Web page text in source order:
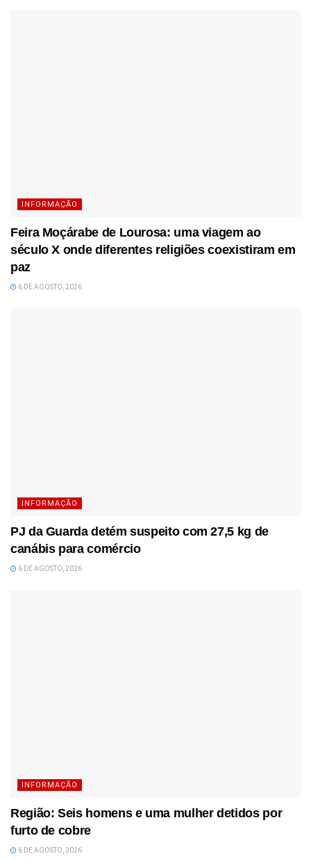
INFORMAÇÃO
Feira Moçárabe de Lourosa: uma viagem ao
século X onde diferentes religiões coexistiram em
paz
6 DE AGOSTO, 2026
INFORMAÇÃO
PJ da Guarda detém suspeito com 27,5 kg de
canábis para comércio
6 DE AGOSTO, 2026
INFORMAÇÃO
Região: Seis homens e uma mulher detidos por
furto de cobre
6 DE AGOSTO, 2026